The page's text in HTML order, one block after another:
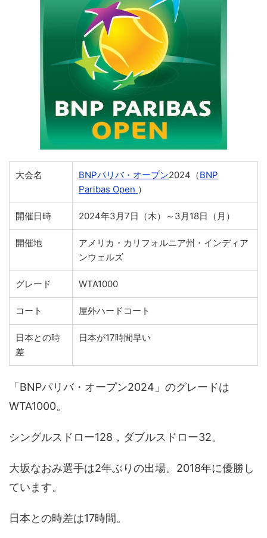
大会名 BNPパリバ・オープン2024（BNP
Paribas Open ）
開催日時 2024年3月7日（木）～3月18日（月）
開催地
アメリカ・カリフォルニア州・インディア
ンウェルズ
グレード WTA1000
コート 屋外ハードコート
日本との時
差
日本が17時間早い
「BNPパリバ・オープン2024」のグレードは
WTA1000。
シングルスドロー128，ダブルスドロー32。
大坂なおみ選手は2年ぶりの出場。2018年に優勝し
ています。
日本との時差は17時間。